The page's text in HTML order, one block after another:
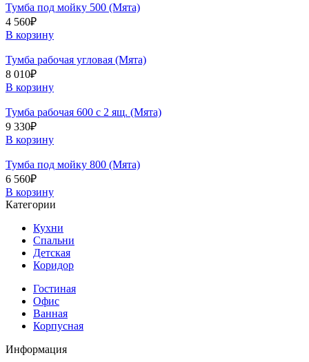
Тумба под мойку 500 (Мята)
4 560₽
В корзину
Тумба рабочая угловая (Мята)
8 010₽
В корзину
Тумба рабочая 600 с 2 ящ. (Мята)
9 330₽
В корзину
Тумба под мойку 800 (Мята)
6 560₽
В корзину
Категории
Кухни
Спальни
Детская
Коридор
Гостиная
Офис
Ванная
Корпусная
Информация